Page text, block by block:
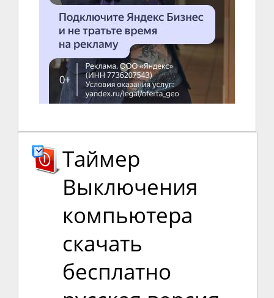
Таймер
Выключения
компьютера
скачать
бесплатно